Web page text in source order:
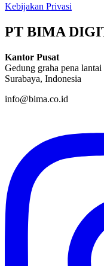
Kebijakan Privasi
PT BIMA
Kantor Pusat
Gedung graha pena
Surabaya, Indonesia
info@bima.co.id